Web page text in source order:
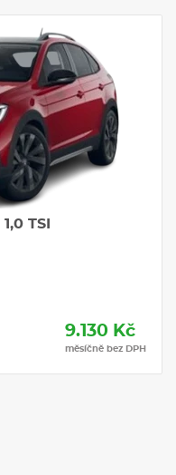
TSI
9.130 Kč
měsíčně bez DPH